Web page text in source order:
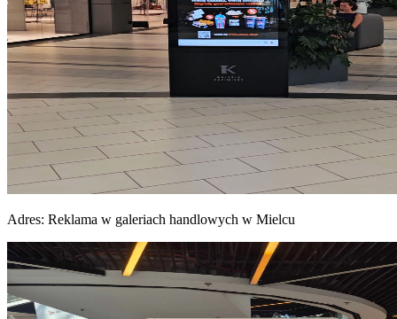
Adres: Reklama w galeriach handlowych w Mielcu